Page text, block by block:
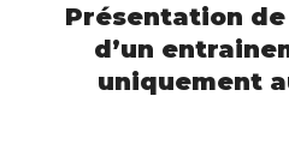
Présentation
d’un
uniquement